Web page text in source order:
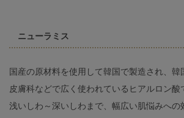
ニューラミス
国産の原材料を使用して韓国で製造され、韓
皮膚科などで広く使われているヒアルロン酸
浅いしわ～深いしわまで、幅広い肌悩みへの